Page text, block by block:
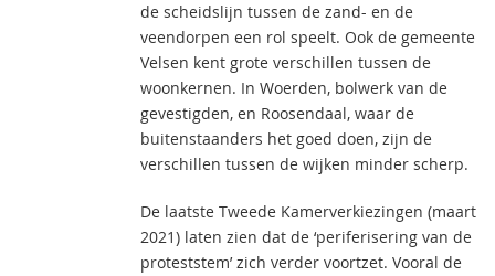
de scheidslijn tussen de zand- en de
veendorpen een rol speelt. Ook de gemeente
Velsen kent grote verschillen tussen de
woonkernen. In Woerden, bolwerk van de
gevestigden, en Roosendaal, waar de
buitenstaanders het goed doen, zijn de
verschillen tussen de wijken minder scherp.
De laatste Tweede Kamerverkiezingen (maart
2021) laten zien dat de ‘periferisering van de
proteststem’ zich verder voortzet. Vooral de